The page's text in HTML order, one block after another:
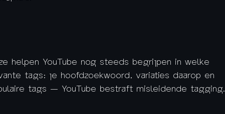
helpen YouTube nog steeds begrijpen in welke
tags: je hoofdzoekwoord, variaties daarop en
tags — YouTube bestraft misleidende tagging.